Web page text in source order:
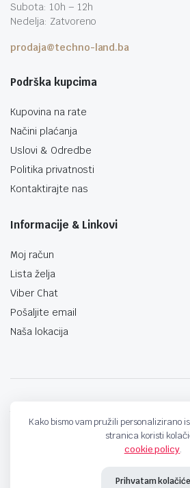
Subota: 10h – 12h
Nedelja: Zatvoreno
prodaja@techno-land.ba
Podrška kupcima
Kupovina na rate
Načini plaćanja
Uslovi & Odredbe
Politika privatnosti
Kontaktirajte nas
Informacije & Linkovi
Moj račun
Lista želja
Viber Chat
Pošaljite email
Naša lokacija
Kako bismo vam pružili personalizirano
stranica koristi
cookie policy.
Prihvatam kolačiće